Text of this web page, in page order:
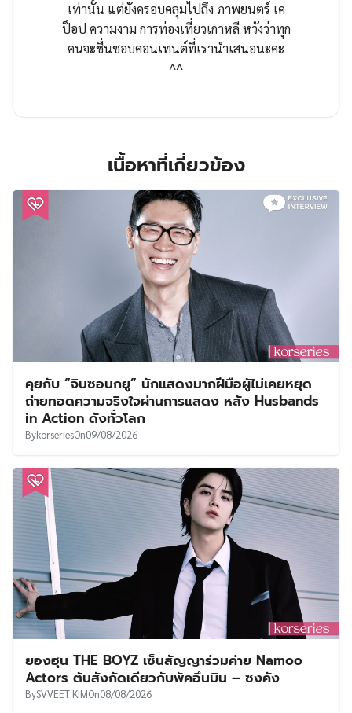
เท่านั้น แต่ยังครอบคลุมไปถึง ภาพยนตร์ เค
ป็อป ความงาม การท่องเที่ยวเกาหลี หวังว่าทุก
คนจะชื่นชอบคอนเทนต์ที่เรานำเสนอนะคะ
^^
เนื้อหาที่เกี่ยวข้อง
คุยกับ “จินซอนกยู” นักแสดงมากฝีมือผู้ไม่เคยหยุด
ถ่ายทอดความจริงใจผ่านการแสดง หลัง Husbands
in Action ดังทั่วโลก
BykorseriesOn09/08/2026
ยองฮุน THE BOYZ เซ็นสัญญาร่วมค่าย Namoo
Actors ต้นสังกัดเดียวกับพัคอึนบิน – ซงคัง
BySVVEET KIMOn08/08/2026